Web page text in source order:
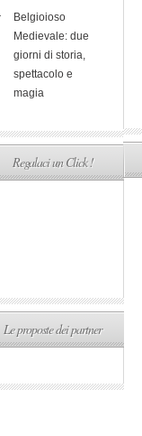
Belgioioso
Medievale: due
giorni di storia,
spettacolo e
magia
Regalaci un Click !
Le proposte dei partner